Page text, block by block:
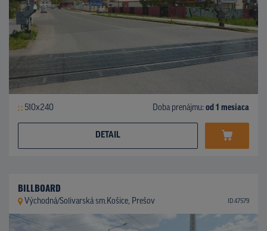
510x240 Doba prenájmu: od 1 mesiaca
DETAIL
BILLBOARD
Východná/Solivarská sm.Košice, Prešov ID 47579